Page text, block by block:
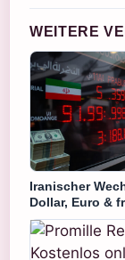
WEITERE
Iranischer
Dollar, Euro &